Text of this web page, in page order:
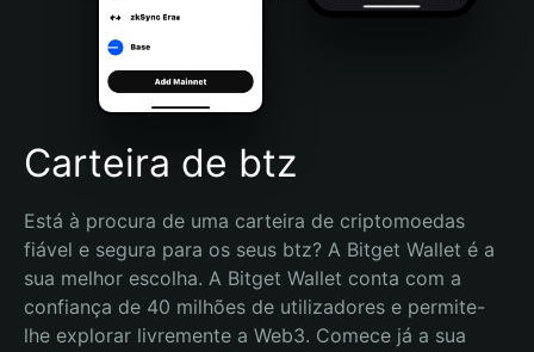
Português (Brasil)
Español (Argentina)
Carteira de btz
Está à procura de uma carteira de criptomoedas
fiável e segura para os seus btz? A Bitget Wallet é a
sua melhor escolha. A Bitget Wallet conta com a
confiança de 40 milhões de utilizadores e permite-
lhe explorar livremente a Web3. Comece já a sua